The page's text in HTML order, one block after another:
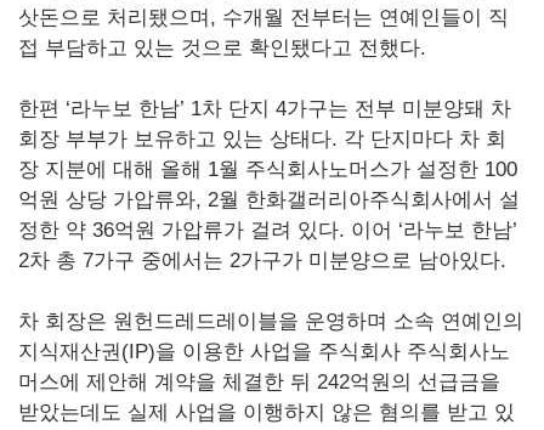
삿돈으로 처리됐으며, 수개월 전부터는 연예인들이 직
접 부담하고 있는 것으로 확인됐다고 전했다.
한편 ‘라누보 한남’ 1차 단지 4가구는 전부 미분양돼 차
회장 부부가 보유하고 있는 상태다. 각 단지마다 차 회
장 지분에 대해 올해 1월 주식회사노머스가 설정한 100
억원 상당 가압류와, 2월 한화갤러리아주식회사에서 설
정한 약 36억원 가압류가 걸려 있다. 이어 ‘라누보 한남’
2차 총 7가구 중에서는 2가구가 미분양으로 남아있다.
차 회장은 원헌드레드레이블을 운영하며 소속 연예인의
지식재산권(IP)을 이용한 사업을 주식회사 주식회사노
머스에 제안해 계약을 체결한 뒤 242억원의 선급금을
받았는데도 실제 사업을 이행하지 않은 혐의를 받고 있